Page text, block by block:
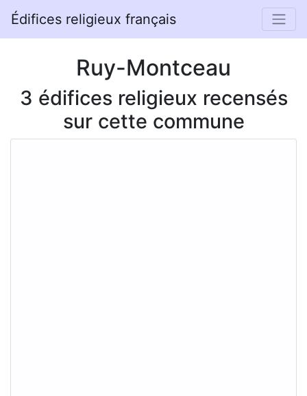
Édifices religieux français
Ruy-Montceau
3 édifices religieux recensés
sur cette commune